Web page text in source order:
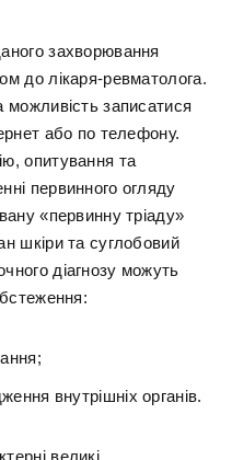
захворювання
до лікаря-ревматолога.
можливість записатися
або по телефону.
опитування та
первинного огляду
«первинну тріаду»
шкіри та суглобовий
діагнозу можуть
внутрішніх органів.
великі